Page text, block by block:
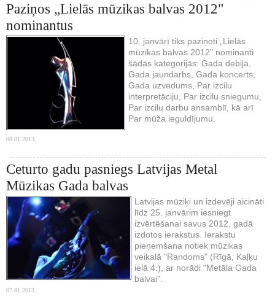
Paziņos „Lielās mūzikas balvas 2012"
nominantus
10. janvārī tiks paziņoti „Lielās
mūzikas balvas 2012" nominanti
šādās kategorijās: Gada debija,
Gada jaundarbs, Gada koncerts,
Gada uzvedums, Par izcilu
interpretāciju, Par izcilu sniegumu,
Par izcilu darbu ansamblī, kā arī
Par mūža ieguldījumu.
08.01.2013.
Ceturto gadu pasniegs Latvijas Metal
Mūzikas Gada balvas
Latvijas mūziķi un izdevēji aicināti
līdz 25. janvārim iesniegt
izvērtēšanai savus 2012. gadā
izdotos ierakstus. Ierakstu
pieņemšana notiek mūzikas
veikalā "Randoms" (Rīgā, Kaļķu
ielā 4.), ar norādi "Metāla Gada
balvai".
07.01.2013.